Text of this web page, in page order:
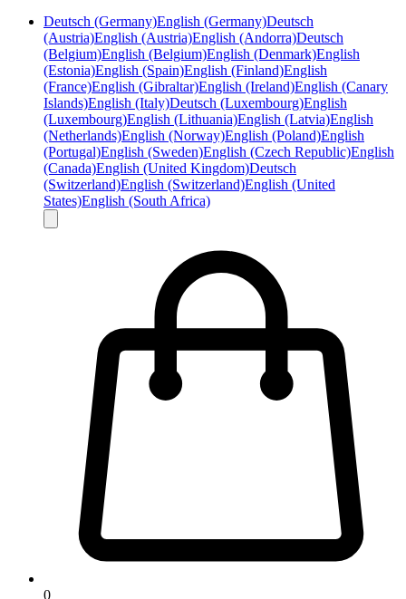
Deutsch (Germany)English (Germany)Deutsch
(Austria)English (Austria)English (Andorra)Deutsch
(Belgium)English (Belgium)English (Denmark)English
(Estonia)English (Spain)English (Finland)English
(France)English (Gibraltar)English (Ireland)English (Canary
Islands)English (Italy)Deutsch (Luxembourg)English
(Luxembourg)English (Lithuania)English (Latvia)English
(Netherlands)English (Norway)English (Poland)English
(Portugal)English (Sweden)English (Czech Republic)English
(Canada)English (United Kingdom)Deutsch
(Switzerland)English (Switzerland)English (United
States)English (South Africa)
0